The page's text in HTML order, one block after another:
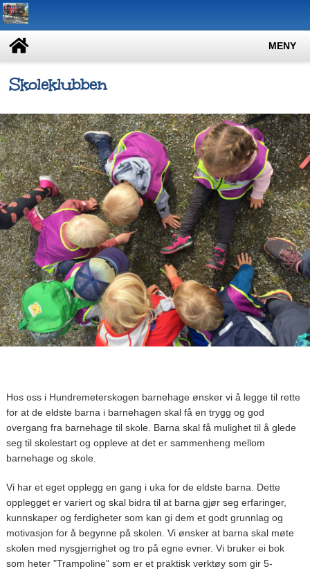
MENY
Skoleklubben
Hos oss i Hundremeterskogen barnehage ønsker vi å legge til rette
for at de eldste barna i barnehagen skal få en trygg og god
overgang fra barnehage til skole. Barna skal få mulighet til å glede
seg til skolestart og oppleve at det er sammenheng mellom
barnehage og skole.
Vi har et eget opplegg en gang i uka for de eldste barna. Dette
opplegget er variert og skal bidra til at barna gjør seg erfaringer,
kunnskaper og ferdigheter som kan gi dem et godt grunnlag og
motivasjon for å begynne på skolen. Vi ønsker at barna skal møte
skolen med nysgjerrighet og tro på egne evner. Vi bruker ei bok
som heter "Trampoline" som er et praktisk verktøy som gir 5-